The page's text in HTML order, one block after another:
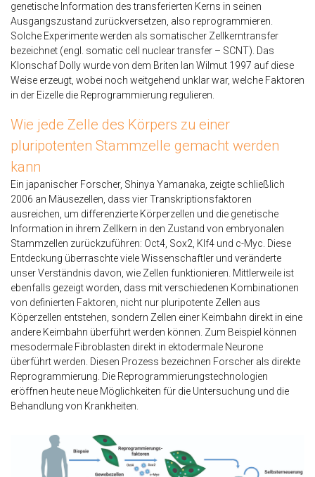
genetische Information des transferierten Kerns in seinen
Ausgangszustand zurückversetzen, also reprogrammieren.
Solche Experimente werden als somatischer Zellkerntransfer
bezeichnet (engl. somatic cell nuclear transfer – SCNT). Das
Klonschaf Dolly wurde von dem Briten Ian Wilmut 1997 auf diese
Weise erzeugt, wobei noch weitgehend unklar war, welche Faktoren
in der Eizelle die Reprogrammierung regulieren.
Wie jede Zelle des Körpers zu einer
pluripotenten Stammzelle gemacht werden
kann
Ein japanischer Forscher, Shinya Yamanaka, zeigte schließlich
2006 an Mäusezellen, dass vier Transkriptionsfaktoren
ausreichen, um differenzierte Körperzellen und die genetische
Information in ihrem Zellkern in den Zustand von embryonalen
Stammzellen zurückzuführen: Oct4, Sox2, Klf4 und c-Myc. Diese
Entdeckung überraschte viele Wissenschaftler und veränderte
unser Verständnis davon, wie Zellen funktionieren. Mittlerweile ist
ebenfalls gezeigt worden, dass mit verschiedenen Kombinationen
von definierten Faktoren, nicht nur pluripotente Zellen aus
Köperzellen entstehen, sondern Zellen einer Keimbahn direkt in eine
andere Keimbahn überführt werden können. Zum Beispiel können
mesodermale Fibroblasten direkt in ektodermale Neurone
überführt werden. Diesen Prozess bezeichnen Forscher als direkte
Reprogrammierung. Die Reprogrammierungstechnologien
eröffnen heute neue Möglichkeiten für die Untersuchung und die
Behandlung von Krankheiten.